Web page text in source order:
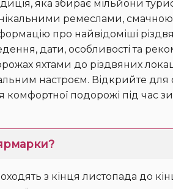
яка збирає мільйони
ремеслами, смачною
про найвідоміші
дати, особливості та
яхтами до різдвяних
настроєм. Відкрийте для
подорожі під час
з кінця листопада до